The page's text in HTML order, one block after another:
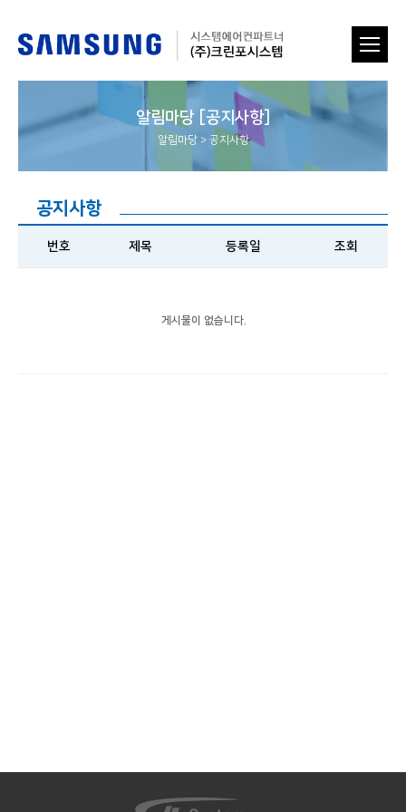
알림마당 [공지사항]
알림마당 > 공지사항
공지사항
번호 제목 등록일 조회
게시물이 없습니다.